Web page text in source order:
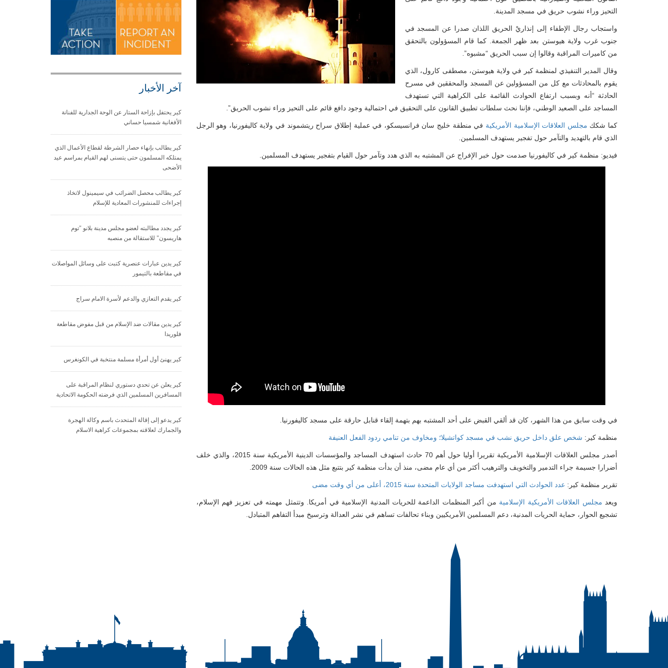
آخر الأخبار
كير يحتفل بإزاحة الستار عن الوحة الجدارية للفنانة
الأفغانية شمسيا حساني
كير يطالب بإنهاء حصار الشرطة لقطاع الأعمال الذي
يمتلكه المسلمون حتى يتسنى لهم القيام بمراسم عيد
الأضحى
كير يطالب محصل الضرائب في سيمينول لاتخاذ
إجراءات للمنشورات المعادية للإسلام
كير يجدد مطالبته لعضو مجلس مدينة بلانو "توم
هاريسون" للاستقالة من منصبه
كير يدين عبارات عنصرية كتبت على وسائل المواصلات
في مقاطعة بالتيمور
كير يقدم التعازي والدعم لأسرة الامام سراج
كير يدين مقالات ضد الإسلام من قبل مفوض مقاطعة
فلوريدا
كير يهنئ أول أمرأة مسلمة منتخبة في الكونغرس
كير يعلن عن تحدي دستوري لنظام المراقبة على
المسافرين المسلمين الذي فرضته الحكومة الاتحادية
كير يدعو إلى إقالة المتحدث باسم وكالة الهجرة
والجمارك لعلاقته بمجموعات كراهية الاسلام
التحيز وراء نشوب حريق في مسجد المدينة.
واستجاب رجال الإطفاء إلى إنذاريْ الحريق اللذان صدرا عن المسجد في
جنوب غرب ولاية هيوستن بعد ظهر الجمعة. كما قام المسؤولون بالتحقق
من كاميرات المراقبة وقالوا إن سبب الحريق “مشبوه”.
وقال المدير التنفيذي لمنظمة كير في ولاية هيوستن، مصطفى كارول، الذي
يقوم بالمحادثات مع كل من المسؤولين عن المسجد والمحققين في مسرح
الحادثة “أنه وبسبب ارتفاع الحوادث القائمة على الكراهية التي تستهدف
المساجد على الصعيد الوطني، فإننا نحث سلطات تطبيق القانون على التحقيق في احتمالية وجود دافع قائم على التحيز وراء نشوب الحريق”.
كما شكك مجلس العلاقات الإسلامية الأمريكية في منطقة خليج سان فرانسيسكو، في عملية إطلاق سراح ريتشموند في ولاية كاليفورنيا، وهو الرجل
الذي قام بالتهديد والتآمر حول تفجير يستهدف المسلمين.
فيديو: منظمة كير في كاليفورنيا صدمت حول خبر الإفراج عن المشتبه به الذي هدد وتآمر حول القيام بتفجير يستهدف المسلمين.
في وقت سابق من هذا الشهر، كان قد ألقي القبض على أحد المشتبه بهم بتهمة إلقاء قنابل حارقة على مسجد كاليفورنيا.
منظمة كير: شخص علق داخل حريق نشب في مسجد كواتشيلا؛ ومخاوف من تنامي ردود الفعل العنيفة
أصدر مجلس العلاقات الإسلامية الأمريكية تقريرا أوليا حول أهم 70 حادث استهدف المساجد والمؤسسات الدينية الأمريكية سنة 2015، والذي خلف
أضرارا جسيمة جراء التدمير والتخويف والترهيب أكثر من أي عام مضى، منذ أن بدأت منظمة كير بتتبع مثل هذه الحالات سنة 2009.
تقرير منظمة كير: عدد الحوادث التي استهدفت مساجد الولايات المتحدة سنة 2015، أعلى من أي وقت مضى
ويعد مجلس العلاقات الأمريكية الإسلامية من أكبر المنظمات الداعمة للحريات المدنية الإسلامية في أمريكا. وتتمثل مهمته في تعزيز فهم الإسلام،
تشجيع الحوار، حماية الحريات المدنية، دعم المسلمين الأمريكيين وبناء تحالفات تساهم في نشر العدالة وترسيخ مبدأ التفاهم المتبادل.